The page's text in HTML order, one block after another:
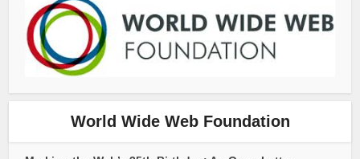
World Wide Web Foundation